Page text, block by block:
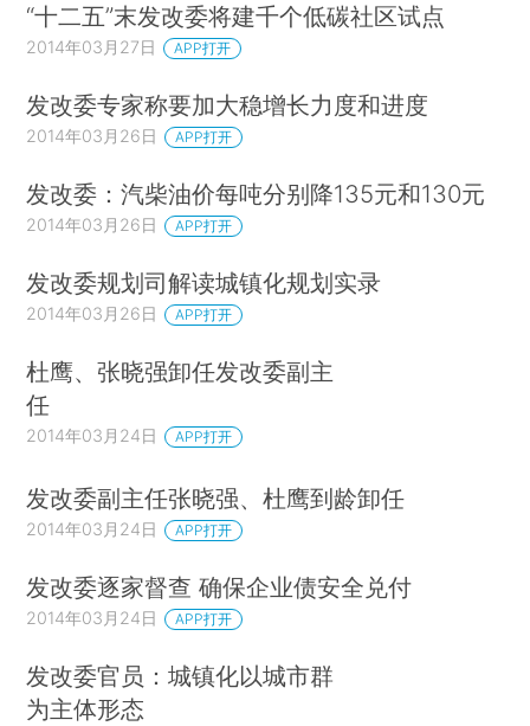
“十二五”末发改委将建千个低碳社区试点
2014年03月27日 APP打开
发改委专家称要加大稳增长力度和进度
2014年03月26日 APP打开
发改委：汽柴油价每吨分别降135元和130元
2014年03月26日 APP打开
发改委规划司解读城镇化规划实录
2014年03月26日 APP打开
杜鹰、张晓强卸任发改委副主
任
2014年03月24日 APP打开
发改委副主任张晓强、杜鹰到龄卸任
2014年03月24日 APP打开
发改委逐家督查 确保企业债安全兑付
2014年03月24日 APP打开
发改委官员：城镇化以城市群
为主体形态